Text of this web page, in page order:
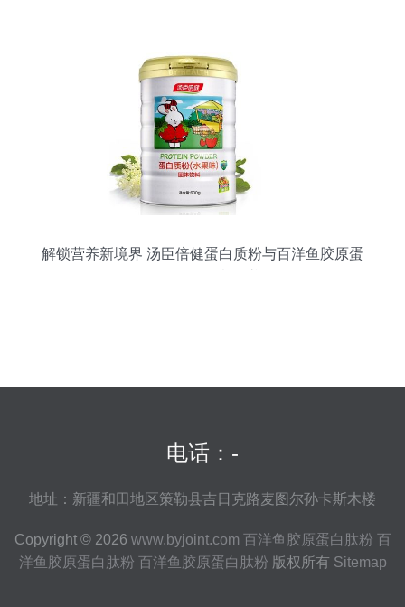
解锁营养新境界 汤臣倍健蛋白质粉与百洋鱼胶原蛋
电话：-
地址：新疆和田地区策勒县吉日克路麦图尔孙卡斯木楼
Copyright © 2026 www.byjoint.com 百洋鱼胶原蛋白肽粉 百
洋鱼胶原蛋白肽粉 百洋鱼胶原蛋白肽粉 版权所有 Sitemap